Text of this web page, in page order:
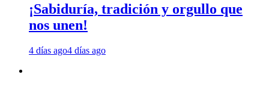
¡Sabiduría, tradición y orgullo que
nos unen!
4 días ago4 días ago